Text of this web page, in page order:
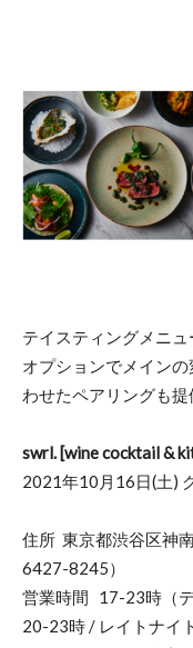
テイスティングメニ
オプションでメイン
わせたペアリングも提
swrl. [wine cocktail &
2021年10月16日(土)
住所 東京都渋谷区神
6427-8245）
営業時間 17-23時（
20-23時 / レイトナイ